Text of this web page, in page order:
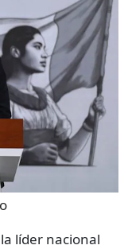
líder nacional